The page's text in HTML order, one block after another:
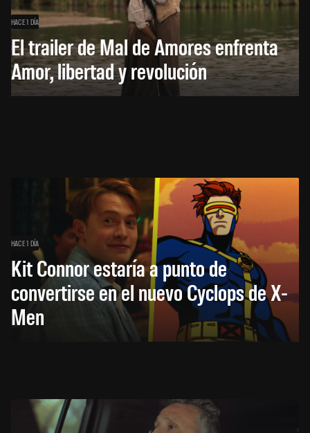
HACE 1 DÍA
El trailer de Mal de Amores enfrenta
Amor, libertad y revolución
HACE 1 DÍA
Kit Connor estaría a punto de
convertirse en el nuevo Cyclops de X-
Men